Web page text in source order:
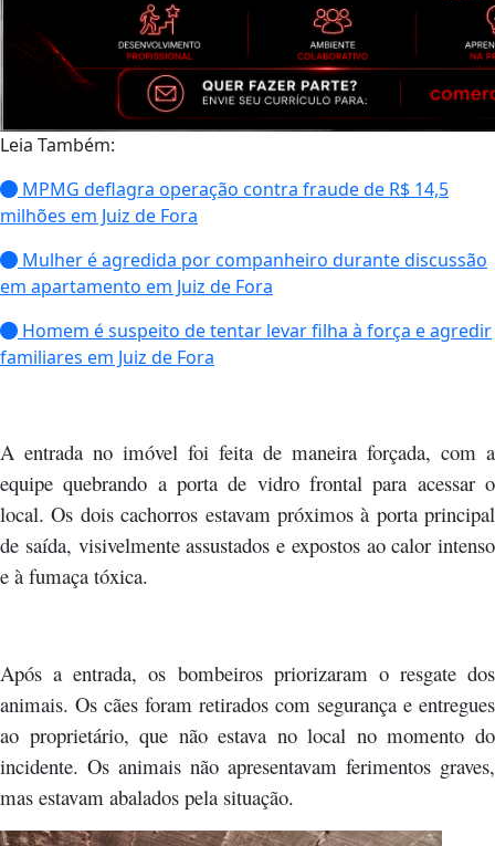
Leia Também:
MPMG deflagra operação contra fraude de R$ 14,5
milhões em Juiz de Fora
Mulher é agredida por companheiro durante discussão
em apartamento em Juiz de Fora
Homem é suspeito de tentar levar filha à força e agredir
familiares em Juiz de Fora
A entrada no imóvel foi feita de maneira forçada, com a
equipe quebrando a porta de vidro frontal para acessar o
local. Os dois cachorros estavam próximos à porta principal
de saída, visivelmente assustados e expostos ao calor intenso
e à fumaça tóxica.
Após a entrada, os bombeiros priorizaram o resgate dos
animais. Os cães foram retirados com segurança e entregues
ao proprietário, que não estava no local no momento do
incidente. Os animais não apresentavam ferimentos graves,
mas estavam abalados pela situação.